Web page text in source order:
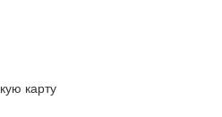
карту